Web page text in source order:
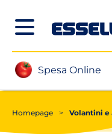
Spesa Online
Homepage > Volantini